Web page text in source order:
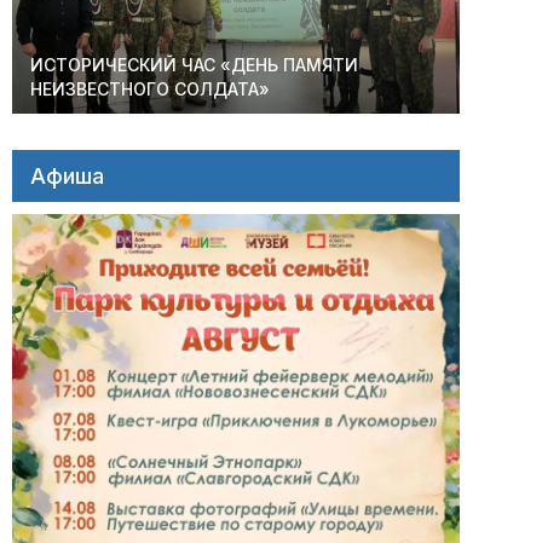
ИСТОРИЧЕСКИЙ ЧАС «ДЕНЬ ПАМЯТИ
НЕИЗВЕСТНОГО СОЛДАТА»
Афиша